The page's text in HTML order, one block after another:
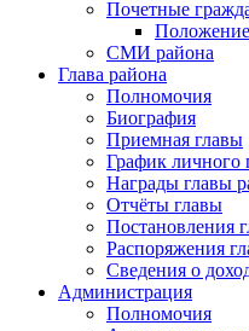
Почетные
Положение
СМИ района
Глава района
Полномочия
Биография
Приемная главы
График личного
Награды главы
Отчёты главы
Постановления
Распоряжения
Сведения о
Администрация
Полномочия